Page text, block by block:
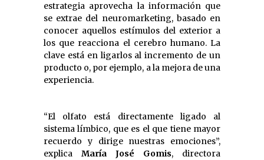
estrategia aprovecha la información que
se extrae del neuromarketing, basado en
conocer aquellos estímulos del exterior a
los que reacciona el cerebro humano. La
clave está en ligarlos al incremento de un
producto o, por ejemplo, a la mejora de una
experiencia.
“El olfato está directamente ligado al
sistema límbico, que es el que tiene mayor
recuerdo y dirige nuestras emociones”,
explica María José Gomis, directora